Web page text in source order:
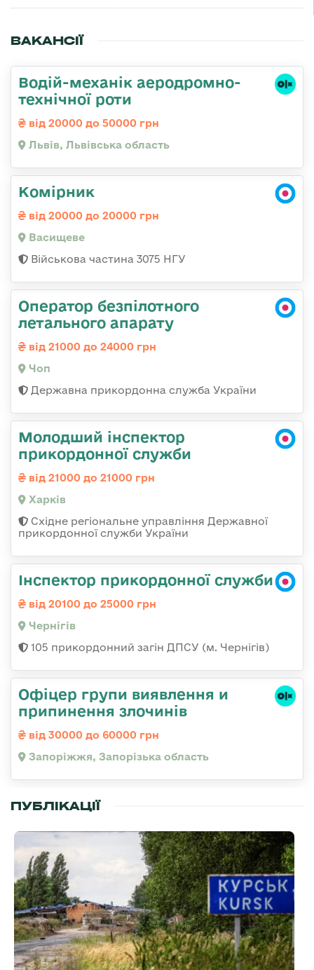
ВАКАНСІЇ
Водій-механік аеродромно-
технічної роти
від 20000 до 50000 грн
Львів, Львівська область
Комірник
від 20000 до 20000 грн
Васищеве
Військова частина 3075 НГУ
Оператор безпілотного
летального апарату
від 21000 до 24000 грн
Чоп
Державна прикордонна служба України
Молодший інспектор
прикордонної служби
від 21000 до 21000 грн
Харків
Східне регіональне управління Державної
прикордонної служби України
Інспектор прикордонної служби
від 20100 до 25000 грн
Чернігів
105 прикордонний загін ДПСУ (м. Чернігів)
Офіцер групи виявлення и
припинення злочинів
від 30000 до 60000 грн
Запоріжжя, Запорізька область
ПУБЛІКАЦІЇ